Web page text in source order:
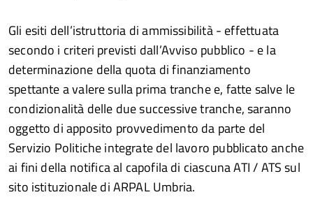
Gli esiti dell’istruttoria di ammissibilità - effettuata
secondo i criteri previsti dall’Avviso pubblico - e la
determinazione della quota di finanziamento
spettante a valere sulla prima tranche e, fatte salve le
condizionalità delle due successive tranche, saranno
oggetto di apposito provvedimento da parte del
Servizio Politiche integrate del lavoro pubblicato anche
ai fini della notifica al capofila di ciascuna ATI / ATS sul
sito istituzionale di ARPAL Umbria.